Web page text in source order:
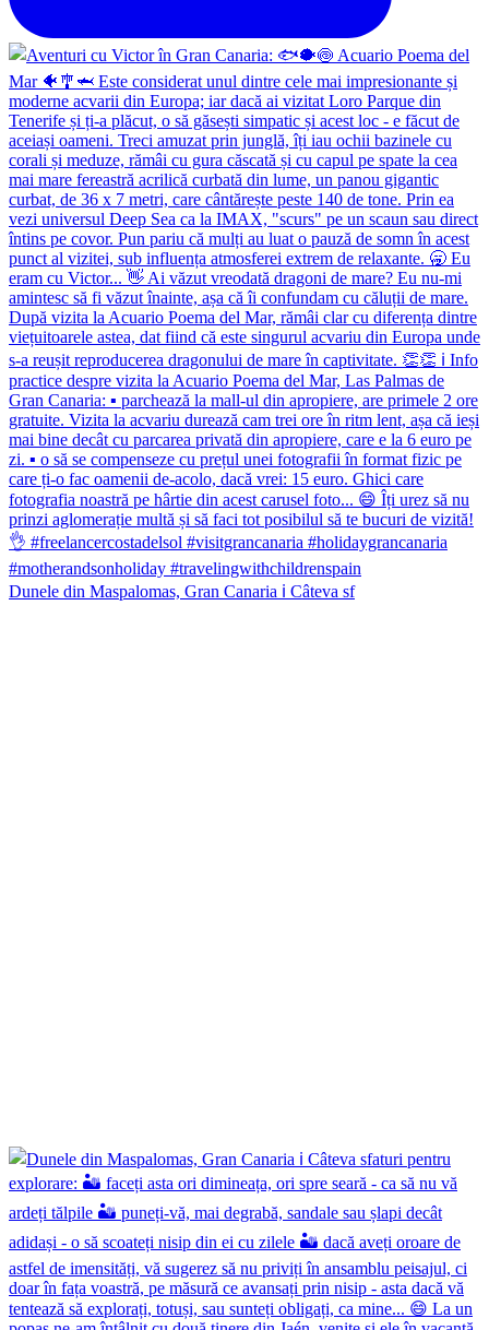
Dunele din Maspalomas, Gran Canaria ℹ️ Câteva sf